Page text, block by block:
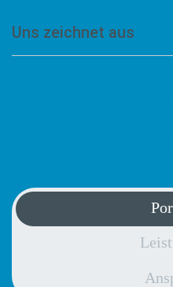
Uns zeichnet aus